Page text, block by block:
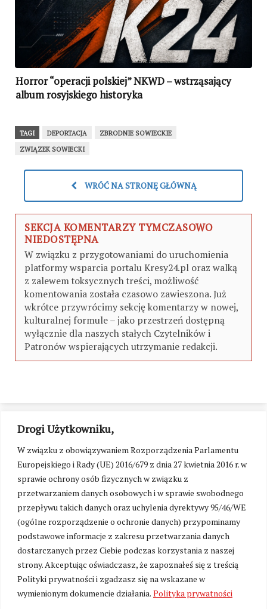
Drogi Użytkowniku,
W związku z obowiązywaniem Rozporządzenia Parlamentu
Europejskiego i Rady (UE) 2016/679 z dnia 27 kwietnia 2016 r. w
sprawie ochrony osób fizycznych w związku z
przetwarzaniem danych osobowych i w sprawie swobodnego
przepływu takich danych oraz uchylenia dyrektywy 95/46/WE
(ogólne rozporządzenie o ochronie danych) przypominamy
podstawowe informacje z zakresu przetwarzania danych
dostarczanych przez Ciebie podczas korzystania z naszej
strony. Akceptując oświadczasz, że zapoznałeś się z treścią
Polityki prywatności i zgadzasz się na wskazane w
wymienionym dokumencie działania. Polityka prywatności
Horror “operacji polskiej” NKWD – wstrząsający
album rosyjskiego historyka
TAGI DEPORTACJA
ZBRODNIE SOWIECKIE
ZWIĄZEK SOWIECKI
WRÓĆ NA STRONĘ GŁÓWNĄ
SEKCJA KOMENTARZY TYMCZASOWO
NIEDOSTĘPNA
W związku z przygotowaniami do uruchomienia
platformy wsparcia portalu Kresy24.pl oraz walką
z zalewem toksycznych treści, możliwość
komentowania została czasowo zawieszona. Już
wkrótce przywrócimy sekcję komentarzy w nowej,
kulturalnej formule – jako przestrzeń dostępną
wyłącznie dla naszych stałych Czytelników i
Patronów wspierających utrzymanie redakcji.
Zmień ustawienia cookies